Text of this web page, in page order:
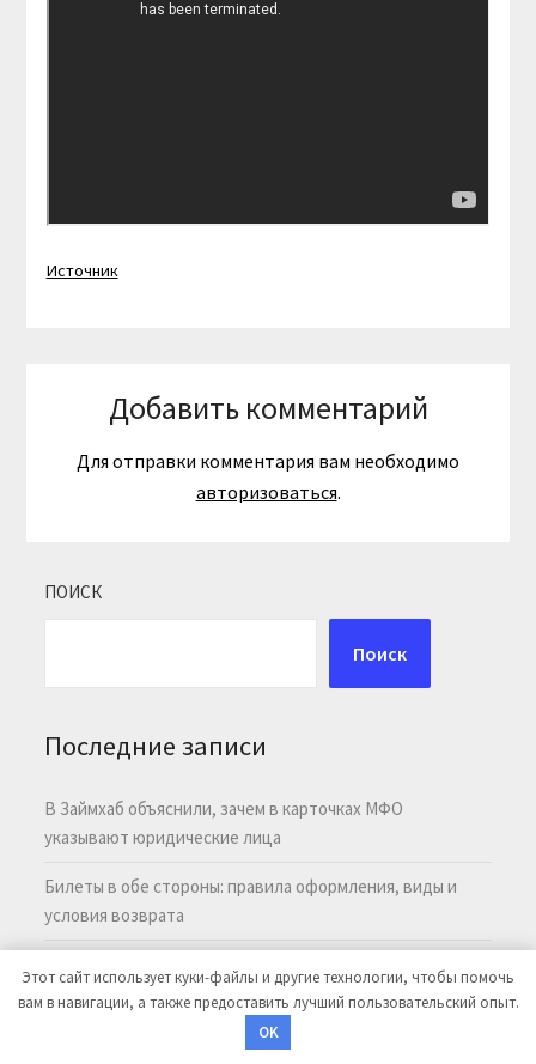
Источник
Добавить комментарий
Для отправки комментария вам необходимо
авторизоваться.
ПОИСК
Поиск
Последние записи
В Займхаб объяснили, зачем в карточках МФО
указывают юридические лица
Билеты в обе стороны: правила оформления, виды и
условия возврата
порядок безналичных перечислений
Топологическая сейсмология решений:
Этот сайт использует куки-файлы и другие технологии, чтобы помочь
вам в навигации, а также предоставить лучший пользовательский опыт.
OK